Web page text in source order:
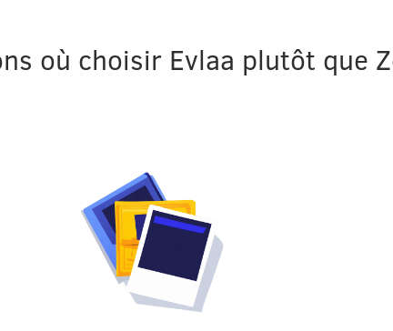
où choisir Evlaa plutôt que